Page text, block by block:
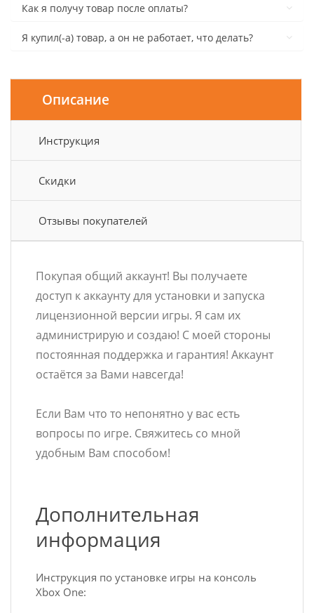
Как я получу товар после оплаты?
Я купил(-а) товар, а он не работает, что делать?
Описание
Инструкция
Скидки
Отзывы покупателей
Покупая общий аккаунт! Вы получаете
доступ к аккаунту для установки и запуска
лицензионной версии игры. Я сам их
администрирую и создаю! С моей стороны
постоянная поддержка и гарантия! Аккаунт
остаётся за Вами навсегда!
Если Вам что то непонятно у вас есть
вопросы по игре. Свяжитесь со мной
удобным Вам способом!
Дополнительная
информация
Инструкция по установке игры на консоль
Xbox One: